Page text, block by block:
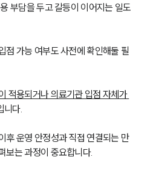
부담을 두고 갈등이 이어지는 일도
점 가능 여부도 사전에 확인해둘 필
적용되거나 의료기관 입점 자체가
니다.
후 운영 안정성과 직접 연결되는 만
보는 과정이 중요합니다.